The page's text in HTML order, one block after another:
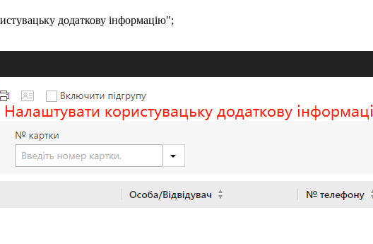
додаткову інформацію";